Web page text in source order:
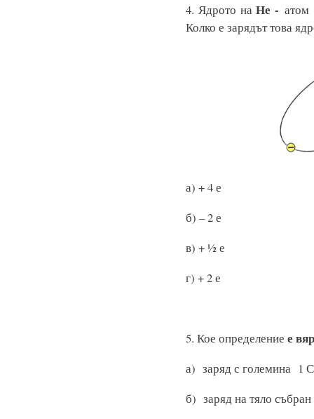
4. Ядрото наНе -
Колко е зарядът това
а) + 4 е
б) – 2 е
в) + ½
г) + 2 е
5. Кое определение е
а) заряд с
б) заряд на тяло